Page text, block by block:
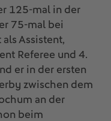
125-mal in der
75-mal bei
Assistent,
Referee und 4.
er in der ersten
zwischen dem
an der
beim